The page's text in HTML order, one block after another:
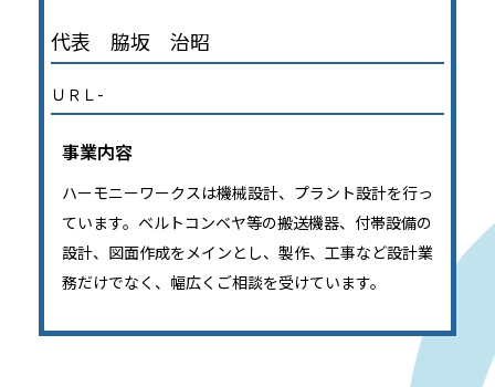
代表 脇坂 治昭
ＵＲＬ-
事業内容
ハーモニーワークスは機械設計、プラント設計を行っ
ています。ベルトコンベヤ等の搬送機器、付帯設備の
設計、図面作成をメインとし、製作、工事など設計業
務だけでなく、幅広くご相談を受けています。